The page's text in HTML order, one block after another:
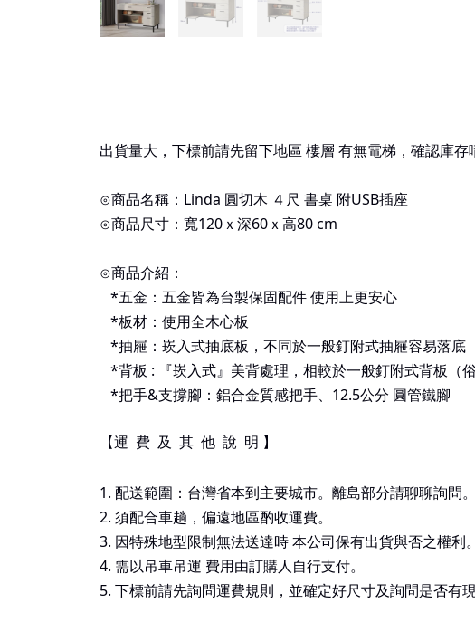
出貨量大，下標前請先留下地區 樓層 有無電梯，確認庫存
⊙商品名稱： Linda 圓切木 ４尺 書桌 附USB插座
⊙商品尺寸：寬120ｘ深60ｘ高80cm
⊙商品介紹：
*五金：五金皆為台製保固配件 使用上更安心
*板材：使用全木心板
*抽屜：崁入式抽底板，不同於一般釘附式抽屜容易落底
*背板 :
『崁入式』美背處理，相較於一般釘附式背板
*把手&支撐腳：鋁合金質感把手、 12.5公分 圓管鐵腳
【運 費 及 其 他 說 明 】
1. 配送範圍：台灣省本到主要城市。離島部分請聊聊詢問。
2. 須配合車趟，偏遠地區酌收運費。
3. 因特殊地型限制無法送達時 本公司保有出貨與否之權利。
4. 需以吊車吊運 費用由訂購人自行支付。
5. 下標前請先詢問運費規則，並確定好尺寸及詢問是否有現